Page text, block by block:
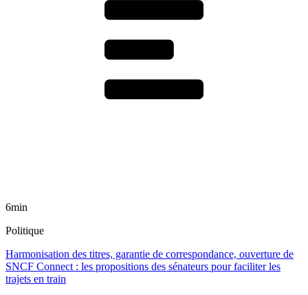
6min
Politique
Harmonisation des titres, garantie de correspondance, ouverture de
SNCF Connect : les propositions des sénateurs pour faciliter les
trajets en train